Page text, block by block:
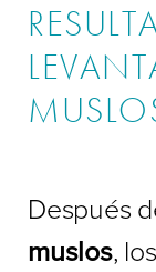
Después
muslos,